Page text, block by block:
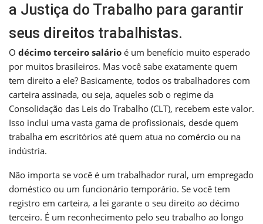
a Justiça do Trabalho para garantir
seus direitos trabalhistas.
O décimo terceiro salário é um benefício muito esperado
por muitos brasileiros. Mas você sabe exatamente quem
tem direito a ele? Basicamente, todos os trabalhadores com
carteira assinada, ou seja, aqueles sob o regime da
Consolidação das Leis do Trabalho (CLT), recebem este valor.
Isso inclui uma vasta gama de profissionais, desde quem
trabalha em escritórios até quem atua no comércio ou na
indústria.
Não importa se você é um trabalhador rural, um empregado
doméstico ou um funcionário temporário. Se você tem
registro em carteira, a lei garante o seu direito ao décimo
terceiro. É um reconhecimento pelo seu trabalho ao longo